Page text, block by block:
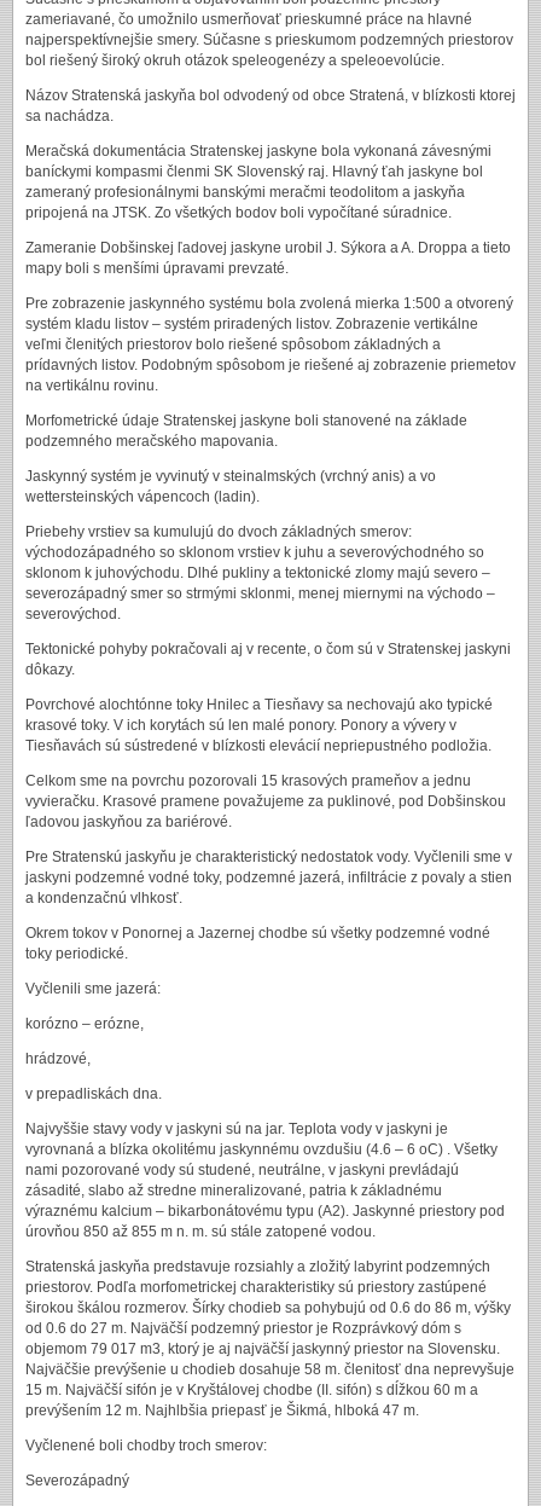
zameriavané, čo umožnilo usmerňovať prieskumné práce na hlavné
najperspektívnejšie smery. Súčasne s prieskumom podzemných priestorov
bol riešený široký okruh otázok speleogenézy a speleoevolúcie.
Názov Stratenská jaskyňa bol odvodený od obce Stratená, v blízkosti ktorej
sa nachádza.
Meračská dokumentácia Stratenskej jaskyne bola vykonaná závesnými
baníckymi kompasmi členmi SK Slovenský raj. Hlavný ťah jaskyne bol
zameraný profesionálnymi banskými meračmi teodolitom a jaskyňa
pripojená na JTSK. Zo všetkých bodov boli vypočítané súradnice.
Zameranie Dobšinskej ľadovej jaskyne urobil J. Sýkora a A. Droppa a tieto
mapy boli s menšími úpravami prevzaté.
Pre zobrazenie jaskynného systému bola zvolená mierka 1:500 a otvorený
systém kladu listov – systém priradených listov. Zobrazenie vertikálne
veľmi členitých priestorov bolo riešené spôsobom základných a
prídavných listov. Podobným spôsobom je riešené aj zobrazenie priemetov
na vertikálnu rovinu.
Morfometrické údaje Stratenskej jaskyne boli stanovené na základe
podzemného meračského mapovania.
Jaskynný systém je vyvinutý v steinalmských (vrchný anis) a vo
wettersteinských vápencoch (ladin).
Priebehy vrstiev sa kumulujú do dvoch základných smerov:
východozápadného so sklonom vrstiev k juhu a severovýchodného so
sklonom k juhovýchodu. Dlhé pukliny a tektonické zlomy majú severo –
severozápadný smer so strmými sklonmi, menej miernymi na východo –
severovýchod.
Tektonické pohyby pokračovali aj v recente, o čom sú v Stratenskej jaskyni
dôkazy.
Povrchové alochtónne toky Hnilec a Tiesňavy sa nechovajú ako typické
krasové toky. V ich korytách sú len malé ponory. Ponory a vývery v
Tiesňavách sú sústredené v blízkosti elevácií nepriepustného podložia.
Celkom sme na povrchu pozorovali 15 krasových prameňov a jednu
vyvieračku. Krasové pramene považujeme za puklinové, pod Dobšinskou
ľadovou jaskyňou za bariérové.
Pre Stratenskú jaskyňu je charakteristický nedostatok vody. Vyčlenili sme v
jaskyni podzemné vodné toky, podzemné jazerá, infiltrácie z povaly a stien
a kondenzačnú vlhkosť.
Okrem tokov v Ponornej a Jazernej chodbe sú všetky podzemné vodné
toky periodické.
Vyčlenili sme jazerá:
korózno – erózne,
hrádzové,
v prepadliskách dna.
Najvyššie stavy vody v jaskyni sú na jar. Teplota vody v jaskyni je
vyrovnaná a blízka okolitému jaskynnému ovzdušiu (4.6 – 6 oC) . Všetky
nami pozorované vody sú studené, neutrálne, v jaskyni prevládajú
zásadité, slabo až stredne mineralizované, patria k základnému
výraznému kalcium – bikarbonátovému typu (A2). Jaskynné priestory pod
úrovňou 850 až 855 m n. m. sú stále zatopené vodou.
Stratenská jaskyňa predstavuje rozsiahly a zložitý labyrint podzemných
priestorov. Podľa morfometrickej charakteristiky sú priestory zastúpené
širokou škálou rozmerov. Šírky chodieb sa pohybujú od 0.6 do 86 m, výšky
od 0.6 do 27 m. Najväčší podzemný priestor je Rozprávkový dóm s
objemom 79 017 m3, ktorý je aj najväčší jaskynný priestor na Slovensku.
Najväčšie prevýšenie u chodieb dosahuje 58 m. členitosť dna neprevyšuje
15 m. Najväčší sifón je v Kryštálovej chodbe (II. sifón) s dĺžkou 60 m a
prevýšením 12 m. Najhlbšia priepasť je Šikmá, hlboká 47 m.
Vyčlenené boli chodby troch smerov:
Severozápadný